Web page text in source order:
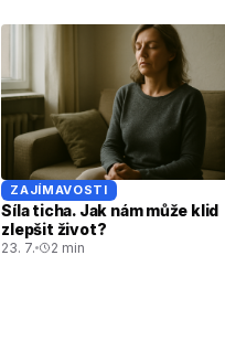
ZAJÍMAVOSTI
Síla ticha. Jak nám může klid
zlepšit život?
23. 7. 2 min